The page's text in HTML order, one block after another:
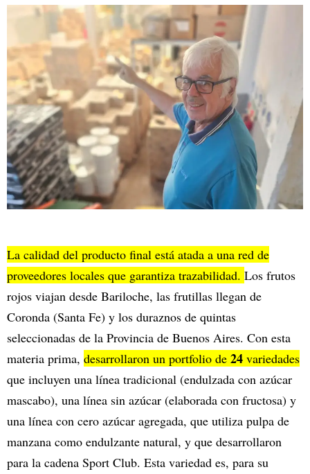
La calidad del producto final está atada a una red de
proveedores locales que garantiza trazabilidad. Los frutos
rojos viajan desde Bariloche, las frutillas llegan de
Coronda (Santa Fe) y los duraznos de quintas
seleccionadas de la Provincia de Buenos Aires. Con esta
materia prima, desarrollaron un portfolio de 24 variedades
que incluyen una línea tradicional (endulzada con azúcar
mascabo), una línea sin azúcar (elaborada con fructosa) y
una línea con cero azúcar agregada, que utiliza pulpa de
manzana como endulzante natural, y que desarrollaron
para la cadena Sport Club. Esta variedad es, para su